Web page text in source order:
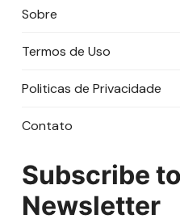
Sobre
Termos de Uso
Politicas de Privacidade
Contato
Subscribe
Newsletter